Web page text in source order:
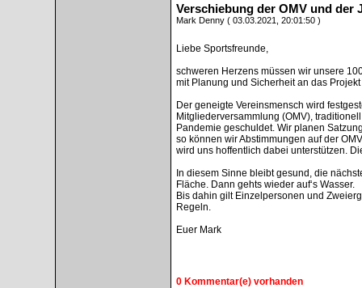
Verschiebung der OMV und der
Mark Denny ( 03.03.2021, 20:01:50 )
Liebe Sportsfreunde,
schweren Herzens müssen wir unsere
mit Planung und Sicherheit an das
Der geneigte Vereinsmensch wird
Mitgliederversammlung (OMV),
Pandemie geschuldet. Wir planen
so können wir Abstimmungen auf der
wird uns hoffentlich dabei unterstützen.
In diesem Sinne bleibt gesund, die
Fläche. Dann gehts wieder auf‘s Wasser.
Bis dahin gilt Einzelpersonen und
Regeln.
Euer Mark
0 Kommentar(e) vorhanden